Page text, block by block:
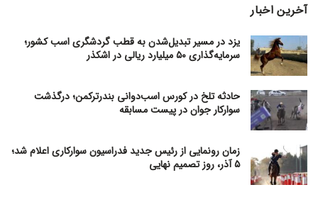
آخرین اخبار
یزد در مسیر تبدیل‌شدن به قطب گردشگری اسب کشور؛
سرمایه‌گذاری ۵۰ میلیارد ریالی در اشکذر
حادثه تلخ در کورس اسب‌دوانی بندرترکمن؛ درگذشت
سوارکار جوان در پیست مسابقه
زمان رونمایی از رئیس جدید فدراسیون سوارکاری اعلام شد؛
۵ آذر، روز تصمیم نهایی